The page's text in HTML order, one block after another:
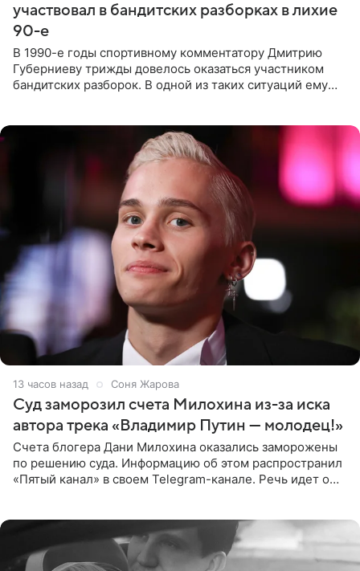
участвовал в бандитских разборках в лихие
90-е
В 1990-е годы спортивному комментатору Дмитрию
Губерниеву трижды довелось оказаться участником
бандитских разборок. В одной из таких ситуаций ему
13 часов назад Соня Жарова
Суд заморозил счета Милохина из-за иска
автора трека «Владимир Путин — молодец!»
Счета блогера Дани Милохина оказались заморожены
по решению суда. Информацию об этом распространил
«Пятый канал» в своем Telegram-канале. Речь идет о